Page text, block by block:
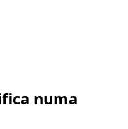
numa